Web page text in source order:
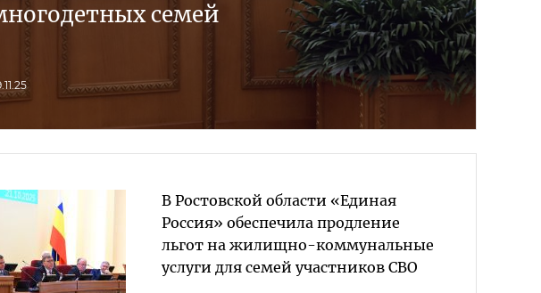
семей
В Ростовской области «Единая
Россия» обеспечила продление
льгот на жилищно-коммунальные
услуги для семей участников СВО